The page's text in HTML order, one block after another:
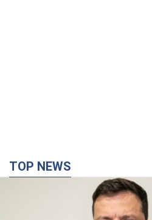
TOP NEWS